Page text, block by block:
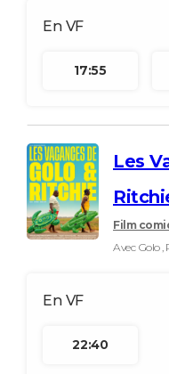
17:55
Les
Film
Avec Golo ,
22:40